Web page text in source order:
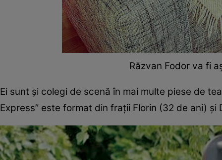
Răzvan Fodor va fi
Ei sunt şi colegi de scenă în mai multe piese de
Express” este format din fraţii Florin (32 de ani) şi